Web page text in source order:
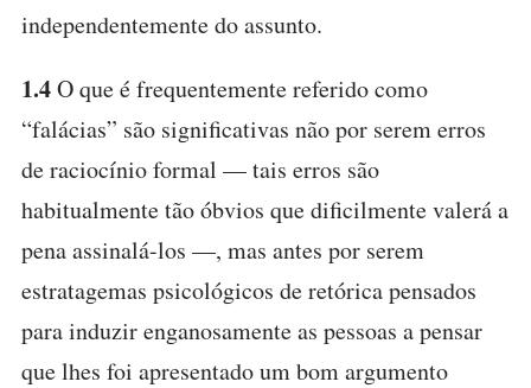
independentemente do assunto.
1.4O que é frequentemente referido como
“falácias” são significativas não por serem erros
de raciocínio formal — tais erros são
habitualmente tão óbvios que dificilmente valerá a
pena assinalá-los —, mas antes por serem
estratagemas psicológicos de retórica pensados
para induzir enganosamente as pessoas a pensar
que lhes foi apresentado um bom argumento